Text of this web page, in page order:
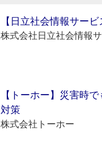
【日立社会情報サー
株式会社日立社会情報
【トーホー】災害時
対策
株式会社トーホー